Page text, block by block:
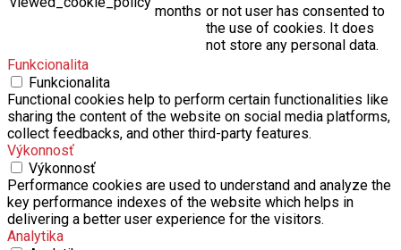
months or not user has consented to
the use of cookies. It does
not store any personal data.
Funkcionalita
Funkcionalita
Functional cookies help to perform certain functionalities like
sharing the content of the website on social media platforms,
collect feedbacks, and other third-party features.
Výkonnosť
Výkonnosť
Performance cookies are used to understand and analyze the
key performance indexes of the website which helps in
delivering a better user experience for the visitors.
Analytika